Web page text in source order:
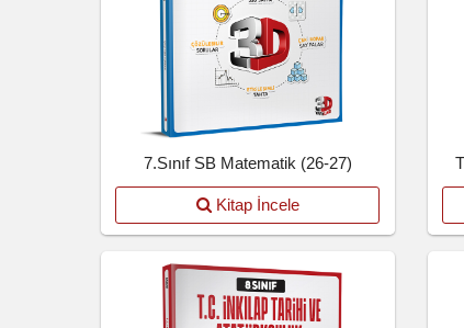
7.Sınıf SB Matematik (26-27)
Kitap İncele